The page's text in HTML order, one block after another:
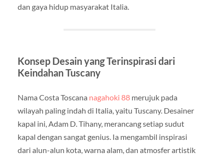
dan gaya hidup masyarakat Italia.
Konsep Desain yang Terinspirasi dari
Keindahan Tuscany
Nama Costa Toscana nagahoki 88merujuk pada
wilayah paling indah di Italia, yaitu Tuscany. Desainer
kapal ini, Adam D. Tihany, merancang setiap sudut
kapal dengan sangat genius. Ia mengambil inspirasi
dari alun-alun kota, warna alam, dan atmosfer artistik